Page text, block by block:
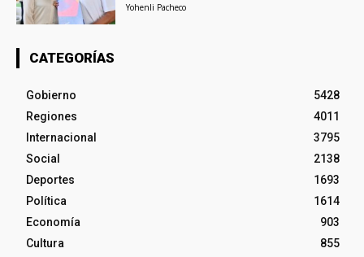
Yohenli Pacheco
CATEGORÍAS
Gobierno
5428
Regiones
4011
Internacional
3795
Social
2138
Deportes
1693
Política
1614
Economía
903
Cultura
855